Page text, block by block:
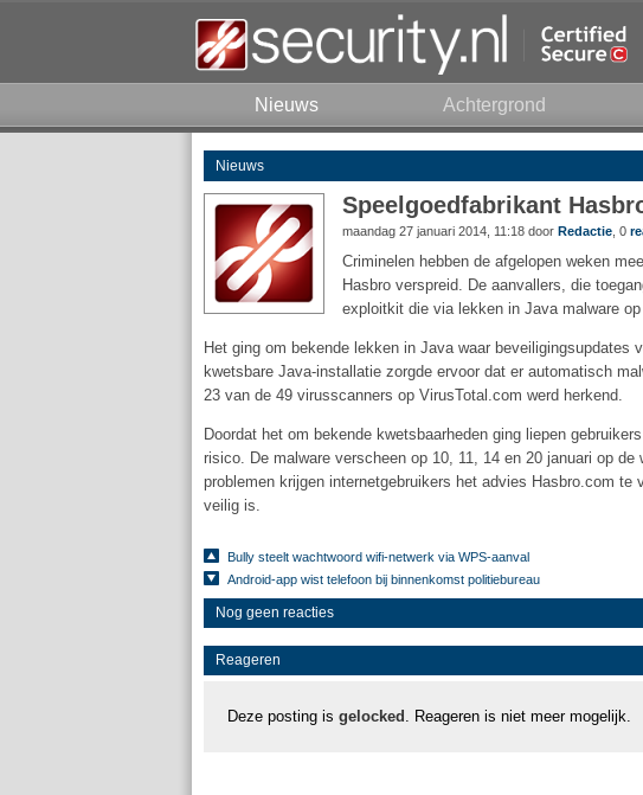
Nieuws Achtergrond
Nieuws
Speelgoedfabrikant
maandag 27 januari 2014, 11:18 door Redactie , 0
Criminelen hebben de afgelopen weken
Hasbro verspreid. De aanvallers, die
exploitkit die via lekken in Java malware
Het ging om bekende lekken in Java waar
kwetsbare Java-installatie zorgde ervoor dat er automatisch
23 van de 49 virusscanners op VirusTotal.com werd herkend.
Doordat het om bekende kwetsbaarheden ging liepen
risico. De malware verscheen op 10, 11, 14 en 20 januari op de
problemen krijgen internetgebruikers het advies Hasbro.com
veilig is.
Bully steelt wachtwoord wifi-netwerk via WPS-aanval
Android-app wist telefoon bij binnenkomst politiebureau
Nog geen reacties
Reageren
Deze posting is gelocked . Reageren is niet meer mogelijk.